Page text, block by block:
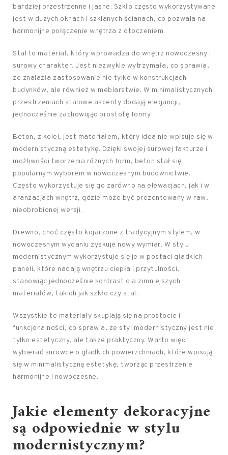
bardziej przestrzenne i jasne. Szkło często wykorzystywane
jest w dużych oknach i szklanych ścianach, co pozwala na
harmonijne połączenie wnętrza z otoczeniem.
Stal to materiał, który wprowadza do wnętrz nowoczesny i
surowy charakter. Jest niezwykle wytrzymała, co sprawia,
że znalazła zastosowanie nie tylko w konstrukcjach
budynków, ale również w meblarstwie. W minimalistycznych
przestrzeniach stalowe akcenty dodają elegancji,
jednocześnie zachowując prostotę formy.
Beton, z kolei, jest materiałem, który idealnie wpisuje się w
modernistyczną estetykę. Dzięki swojej surowej fakturze i
możliwości tworzenia różnych form, beton stał się
popularnym wyborem w nowoczesnym budownictwie.
Często wykorzystuje się go zarówno na elewacjach, jak i w
aranżacjach wnętrz, gdzie może być prezentowany w raw,
nieobrobionej wersji.
Drewno, choć często kojarzone z tradycyjnym stylem, w
nowoczesnym wydaniu zyskuje nowy wymiar. W stylu
modernistycznym wykorzystuje się je w postaci gładkich
paneli, które nadają wnętrzu ciepła i przytulności,
stanowiąc jednocześnie kontrast dla zimniejszych
materiałów, takich jak szkło czy stal.
Wszystkie te materiały skupiają się na prostocie i
funkcjonalności, co sprawia, że styl modernistyczny jest nie
tylko estetyczny, ale także praktyczny. Warto więc
wybierać surowce o gładkich powierzchniach, które wpisują
się w minimalistyczną estetykę, tworząc przestrzenie
harmonijne i nowoczesne.
Jakie elementy dekoracyjne
są odpowiednie w stylu
modernistycznym?